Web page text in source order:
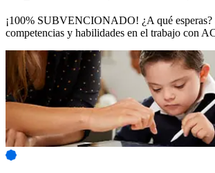
¡100% SUBVENCIONADO! ¿A qué esperas?
competencias y habilidades en el trabajo con